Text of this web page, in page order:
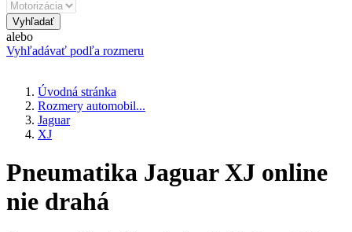
Vyhľadať
alebo
Vyhľadávať podľa rozmeru
Úvodná stránka
Rozmery automobil...
Jaguar
XJ
Pneumatika Jaguar XJ online
nie drahá